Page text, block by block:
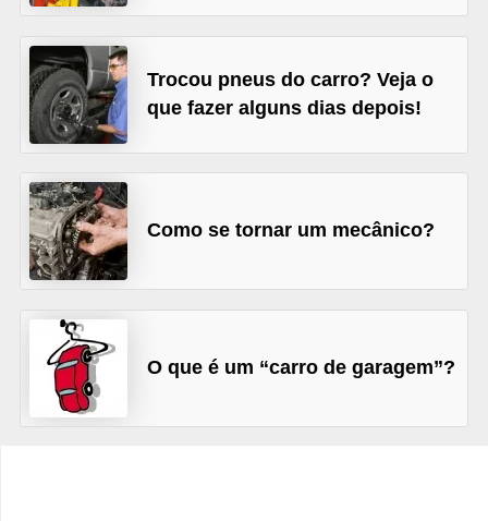
Trocou pneus do carro? Veja o
que fazer alguns dias depois!
Como se tornar um mecânico?
O que é um “carro de garagem”?
B
i
c
i
c
l
e
t
a
C
a
m